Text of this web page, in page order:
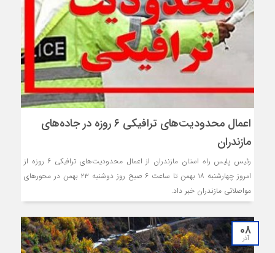
اعمال محدودیت‌های ترافیکی ۶ روزه در جاده‌های
مازندران
رئیس پلیس راه استان مازندران از اعمال محدودیت‌های ترافیکی ۶ روزه از
امروز چهارشنبه ۱۸ بهمن تا ساعت ۶ صبح روز دوشنبه ۲۳ بهمن در محورهای
مواصلاتی مازندران خبر داد.
08
آذر